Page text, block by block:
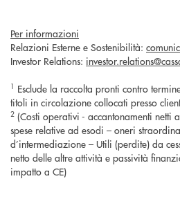
Per informazioni
Relazioni Esterne e Sostenibilità:
Investor Relations:
1 Esclude la raccolta pronti contro
titoli in circolazione collocati presso
2 (Costi operativi - accantonamenti netti
spese relative ad esodi – oneri
d’intermediazione – Utili (perdite) da
netto delle altre attività e passività
impatto a CE)